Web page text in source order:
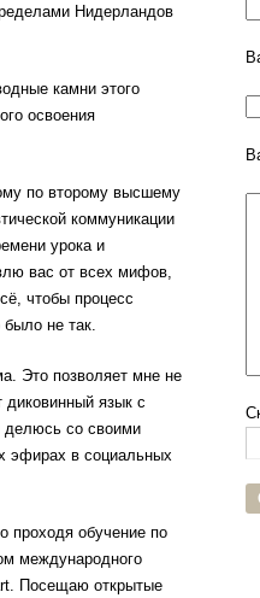
Нидерландов
камни этого
освоения
по второму высшему
коммуникации
урока и
вас от всех мифов,
чтобы процесс
не так.
Это позволяет мне не
диковинный язык с
делюсь со своими
эфирах в социальных
проходя обучение по
международного
Посещаю открытые